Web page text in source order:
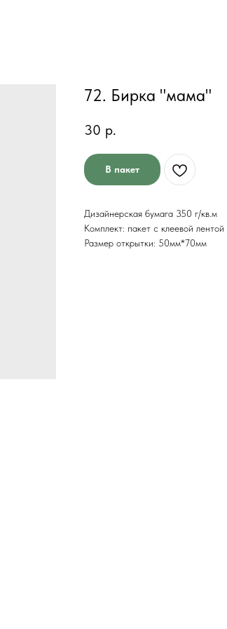
72. Бирка "мама"
30 р.
В пакет
Дизайнерская бумага 350 г/кв.м
Комплект: пакет с клеевой
Размер открытки: 50мм*70мм